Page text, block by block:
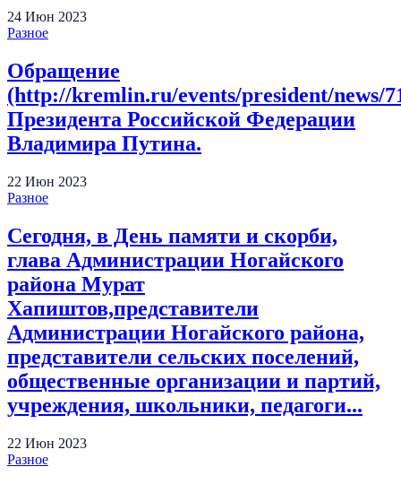
24 Июн 2023
Разное
Обращение
(http://kremlin.ru/events/president/news/
Президента Российской Федерации
Владимира Путина.
22 Июн 2023
Разное
Сегодня, в День памяти и скорби,
глава Администрации Ногайского
района Мурат
Хапиштов,представители
Администрации Ногайского района,
представители сельских поселений,
общественные организации и партий,
учреждения, школьники, педагоги...
22 Июн 2023
Разное